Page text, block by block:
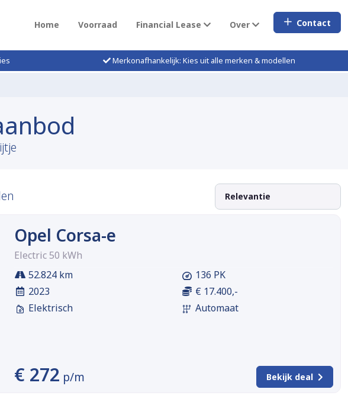
Home Voorraad Financial Lease Over Contact
Merkonafhankelijk: Kies uit alle merken & modellen
Opel Corsa-e
Electric 50 kWh
52.824 km
2023
Elektrisch
136 PK
€ 17.400,-
Automaat
€ 272 p/m Bekijk deal